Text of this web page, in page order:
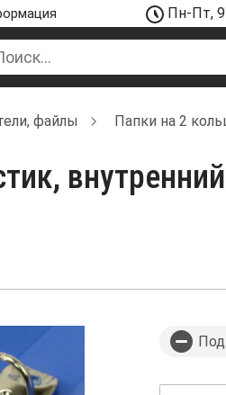
Пн-Пт, 9
файлы Папки на 2
Под